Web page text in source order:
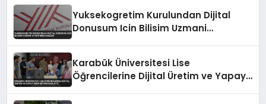
Yuksekogretim Kurulundan Dijital
Donusum Icin Bilisim Uzmani
Karabük Üniversitesi Lise
Öğrencilerine Dijital Üretim ve Yapay